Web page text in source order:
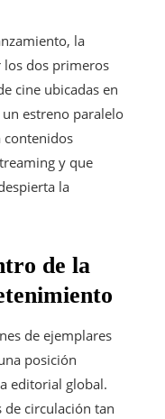
la
dos primeros
cine ubicadas en
un estreno paralelo
contenidos
y que
la
de la
de ejemplares
posición
editorial global.
de circulación tan